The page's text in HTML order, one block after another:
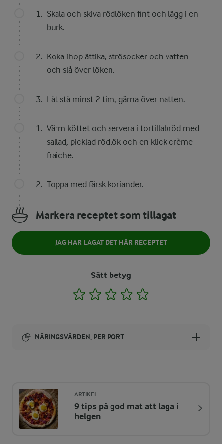
Skala och skiva rödlöken fint och lägg i en
burk.
Koka ihop ättika, strösocker och vatten
och slå över löken.
Låt stå minst 2 tim, gärna över natten.
Värm köttet och servera i tortillabröd med
sallad, picklad rödlök och en klick crème
fraiche.
Toppa med färsk koriander.
Markera receptet som tillagat
JAG HAR LAGAT DET HÄR RECEPTET
Sätt betyg
1 2 3 4
NÄRINGSVÄRDEN, PER PORT
ENERGIDISTRIBUTION %
NÄRINGSVÄRDEN PER PORT
ARTIKEL
9 tips på god mat att laga i
helgen